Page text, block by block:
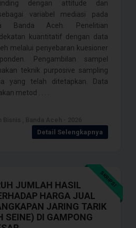
dengan attitude dan
variabel mediasi pada
Banda Aceh. Penelitian
kuantitatif dengan data
melalui penyebaran kuesioner
Pengambilan sampel
teknik purposive sampling
yang telah ditetapkan. Data
metod . . . .
Detail Selengkapnya
SKRIPSI
JUMLAH HASIL
HARGA JUAL
JARING TARIK
SEINE) DI GAMPONG